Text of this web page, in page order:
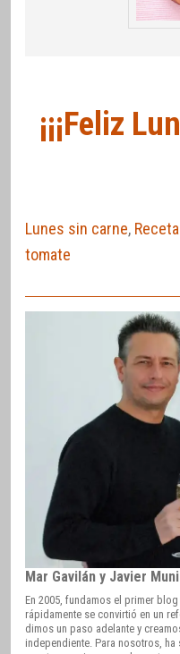
¡¡¡Feliz
Lunes sin carne,
tomate
Mar Gavilán y Javier
En 2005, fundamos el primer
rápidamente se convirtió en un
dimos un paso adelante y
independiente. Para nosotros,